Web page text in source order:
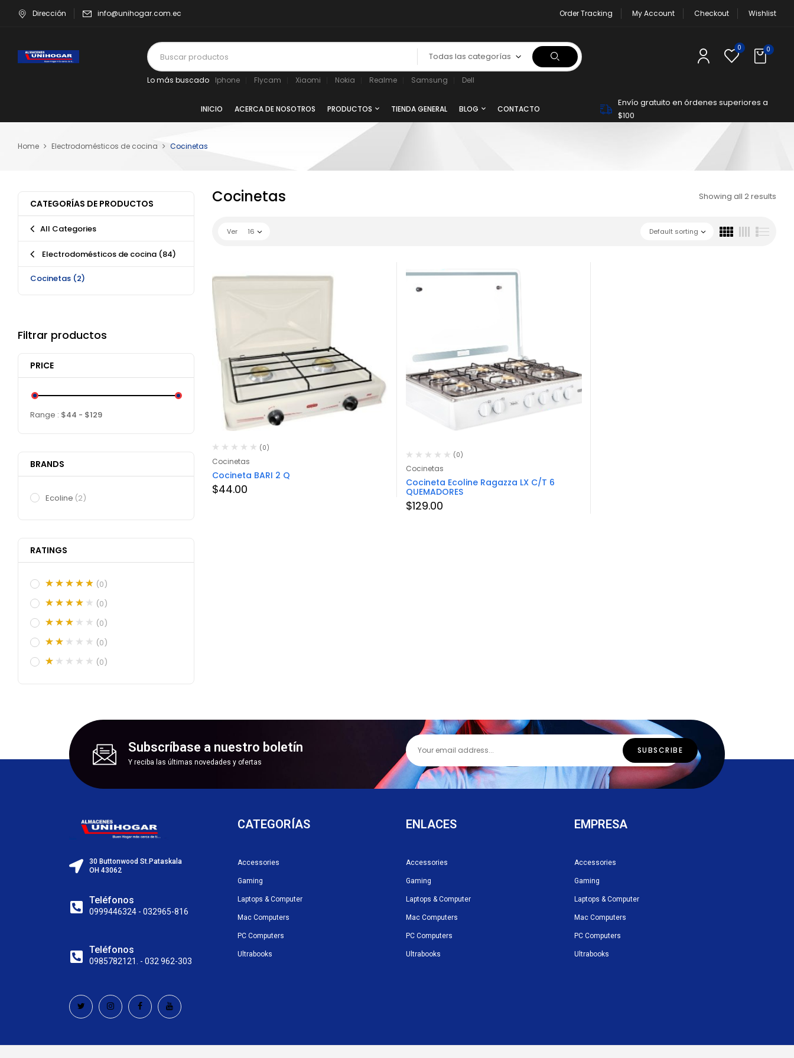
Dirección info@unihogar.com.ec Order Tracking My Account Checkout Wishlist
Todas las categorías
Lo más buscado Iphone Flycam Xiaomi Nokia Realme Samsung Dell
0 0
INICIO ACERCA DE NOSOTROS PRODUCTOS TIENDA GENERAL BLOG CONTACTO
Envío gratuito en órdenes superiores a
$100
Home Electrodomésticos de cocina Cocinetas
CATEGORÍAS DE PRODUCTOS
All Categories
Electrodomésticos de cocina (84)
Cocinetas (2)
Filtrar productos
PRICE
Range : $44 - $129
BRANDS
Ecoline (2)
RATINGS
(0)
(0)
(0)
(0)
(0)
Cocinetas Showing all 2 results
Default sorting
Ver 16
(0)
Cocinetas
Cocineta BARI 2 Q
$44.00
(0)
Cocinetas
Cocineta Ecoline Ragazza LX C/T 6
QUEMADORES
$129.00
Subscríbase a nuestro boletín
Y reciba las últimas novedades y ofertas
30 Buttonwood St.Pataskala
OH 43062
Teléfonos
0999446324 - 032965-816
Teléfonos
0985782121. - 032 962-303
CATEGORÍAS
Accessories
Gaming
Laptops & Computer
Mac Computers
PC Computers
Ultrabooks
ENLACES
Accessories
Gaming
Laptops & Computer
Mac Computers
PC Computers
Ultrabooks
EMPRESA
Accessories
Gaming
Laptops & Computer
Mac Computers
PC Computers
Ultrabooks